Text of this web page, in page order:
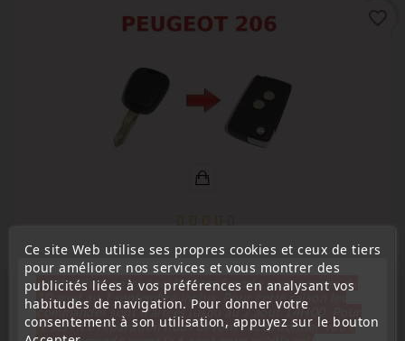
(3,7 5) sur8note(s)
Peugeot
Kit De Transformation De Clé Pliable Peugeot 206 HDI
ESSENCE Télécommande Plip
Ce site Web utilise ses propres cookies et ceux de tiers
pour améliorer nos services et vous montrer des
publicités liées à vos préférences en analysant vos
habitudes de navigation. Pour donner votre
consentement à son utilisation, appuyez sur le bouton
« Attention, notre société sera fermée pour congés du
10 aout au 1 septembre inclus. Pour cette raison les
commandes sont traitées jusqu'au 7 aout 14H00. Pour
le service réparation nous devons réceptionner votre